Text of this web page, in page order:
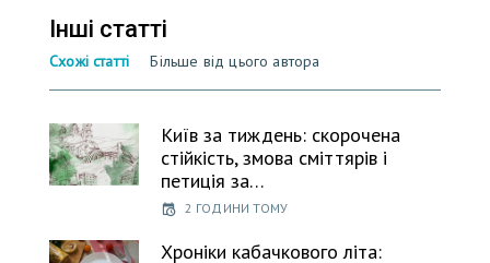
Інші статті
Схожі статті Більше від цього автора
Київ за тиждень: скорочена
стійкість, змова сміттярів і
петиція за…
2 ГОДИНИ ТОМУ
Хроніки кабачкового літа: